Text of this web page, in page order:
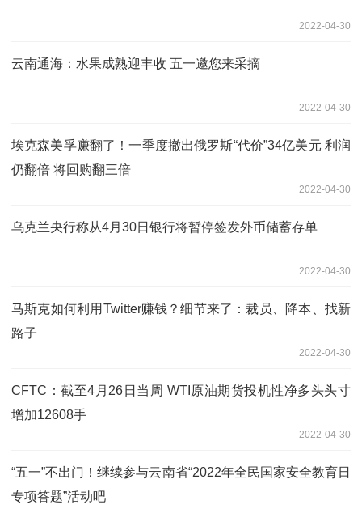
2022-04-30
云南通海：水果成熟迎丰收 五一邀您来采摘
2022-04-30
埃克森美孚赚翻了！一季度撤出俄罗斯“代价”34亿美元 利润
仍翻倍 将回购翻三倍
2022-04-30
乌克兰央行称从4月30日银行将暂停签发外币储蓄存单
2022-04-30
马斯克如何利用Twitter赚钱？细节来了：裁员、降本、找新
路子
2022-04-30
CFTC：截至4月26日当周 WTI原油期货投机性净多头头寸
增加12608手
2022-04-30
“五一”不出门！继续参与云南省“2022年全民国家安全教育日
专项答题”活动吧